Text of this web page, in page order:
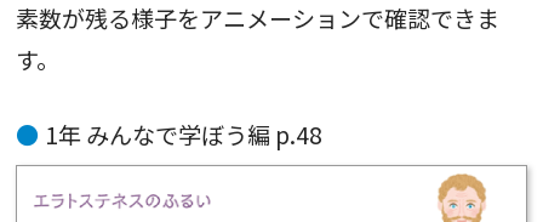
素数が残る様子をアニメーションで確認できま
す。
1年 みんなで学ぼう編 p.48